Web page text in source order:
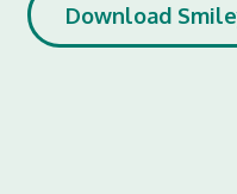
Download